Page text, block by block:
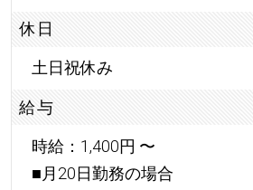
休日
土日祝休み
給与
時給：1,400円 〜
■月20日勤務の場合